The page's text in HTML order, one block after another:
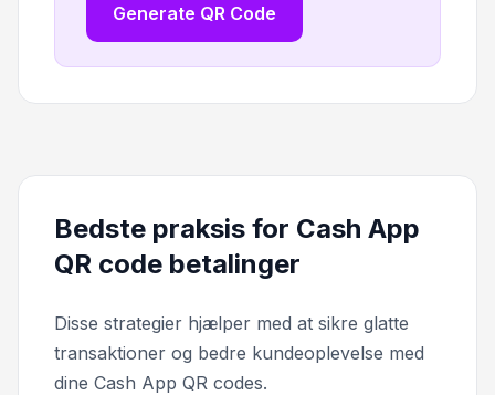
Generate QR Code
Bedste praksis for Cash App
QR code betalinger
Disse strategier hjælper med at sikre glatte
transaktioner og bedre kundeoplevelse med
dine Cash App QR codes.